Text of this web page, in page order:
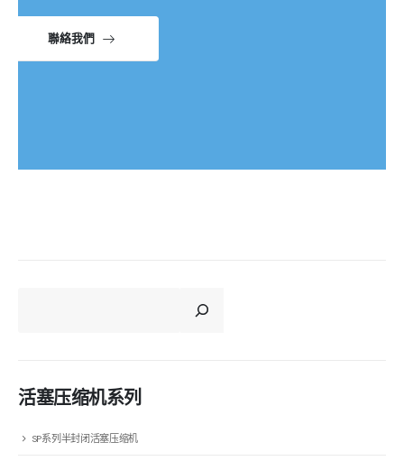
聯絡我們
活塞压缩机系列
SP系列半封闭活塞压缩机